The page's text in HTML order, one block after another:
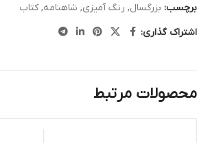
برچسب: بزرگسال, رنگ آمیزی, شاهنامه, کتاب
اشتراک گذاری:
محصولات مرتبط